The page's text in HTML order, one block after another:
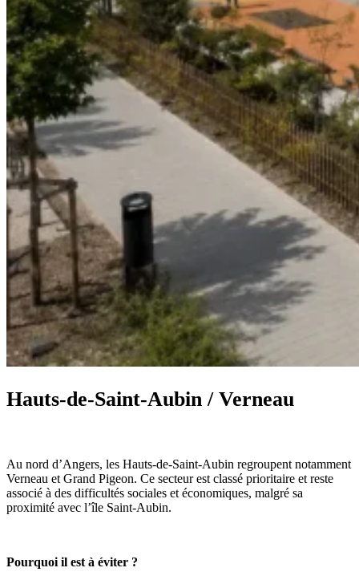
Hauts-de-Saint-Aubin / Verneau
Au nord d’Angers, les Hauts-de-Saint-Aubin regroupent notamment
Verneau et Grand Pigeon. Ce secteur est classé prioritaire et reste
associé à des difficultés sociales et économiques, malgré sa
proximité avec l’île Saint-Aubin.
Pourquoi il est à éviter ?